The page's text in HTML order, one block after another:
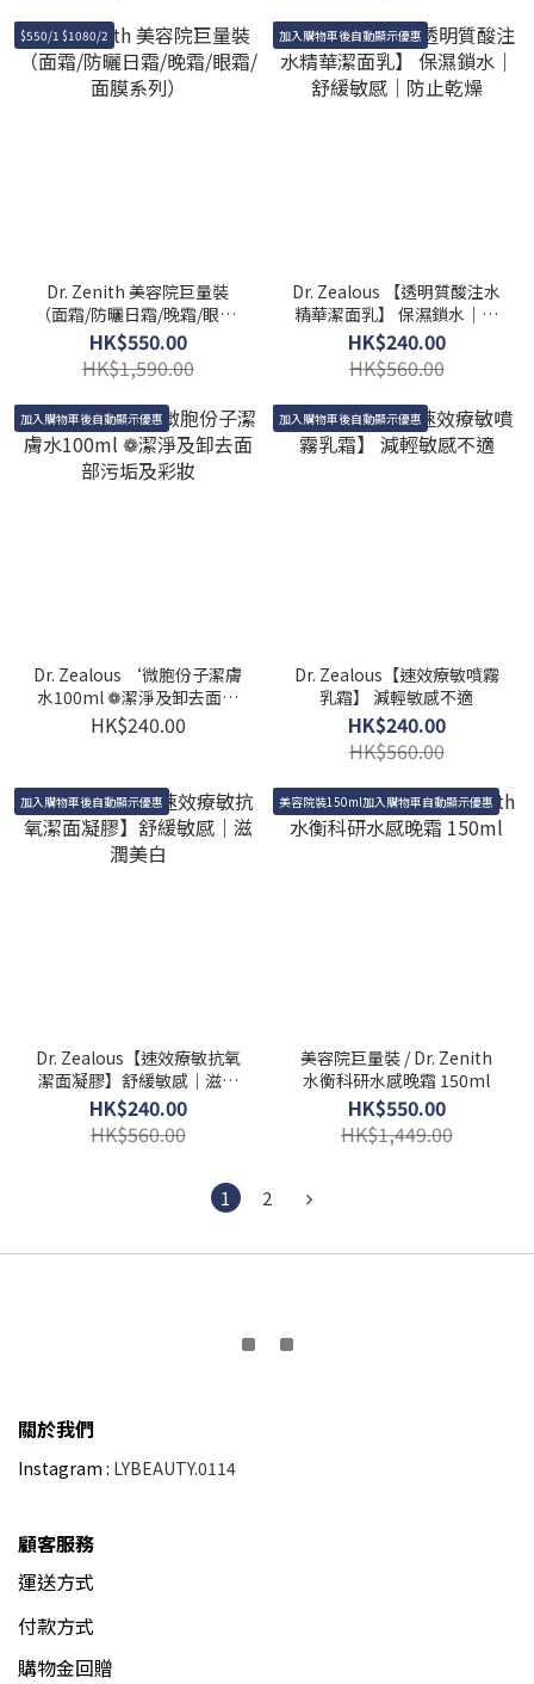
$550/1 $1080/2
Dr. Zenith 美容院巨量裝
（面霜/防曬日霜/晚霜/眼霜/
面膜系列）
HK$550.00
HK$1,590.00
加入購物車後自動顯示優惠
Dr. Zealous 【透明質酸注水
精華潔面乳】 保濕鎖水｜舒
緩敏感｜防止乾燥
HK$240.00
HK$560.00
加入購物車後自動顯示優惠
Dr. Zealous ‘微胞份子潔膚
水100ml ❁潔淨及卸去面部
污垢及彩妝
HK$240.00
加入購物車後自動顯示優惠
Dr. Zealous【速效療敏噴霧
乳霜】 減輕敏感不適
HK$240.00
HK$560.00
加入購物車後自動顯示優惠
Dr. Zealous【速效療敏抗氧
潔面凝膠】舒緩敏感｜滋潤
美白
HK$240.00
HK$560.00
美容院裝150ml加入購物車自動顯示優惠
美容院巨量裝 / Dr. Zenith
水衡科研水感晚霜 150ml
HK$550.00
HK$1,449.00
1 2
關於我們
Instagram : LYBEAUTY.0114
顧客服務
運送方式
付款方式
購物金回贈